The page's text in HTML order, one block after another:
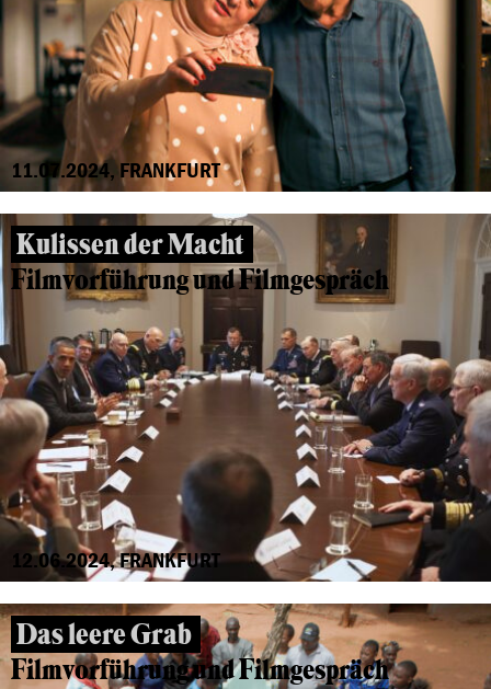
11.07.2024, FRANKFURT
Kulissen der Macht
Filmvorführung und Filmgespräch
12.06.2024, FRANKFURT
Das leere Grab
Filmvorführung und Filmgespräch